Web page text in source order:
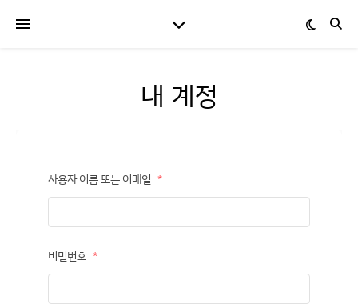
내 계정
사용자 이름 또는 이메일 *
비밀번호 *